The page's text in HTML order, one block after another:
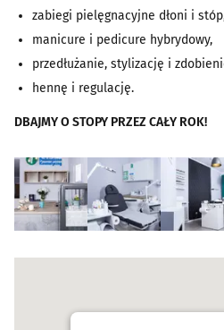
zabiegi pielęgnacyjne dłoni i
manicure i pedicure hybrydowy,
przedłużanie, stylizację i
hennę i regulację.
DBAJMY O STOPY PRZEZ CAŁY ROK!